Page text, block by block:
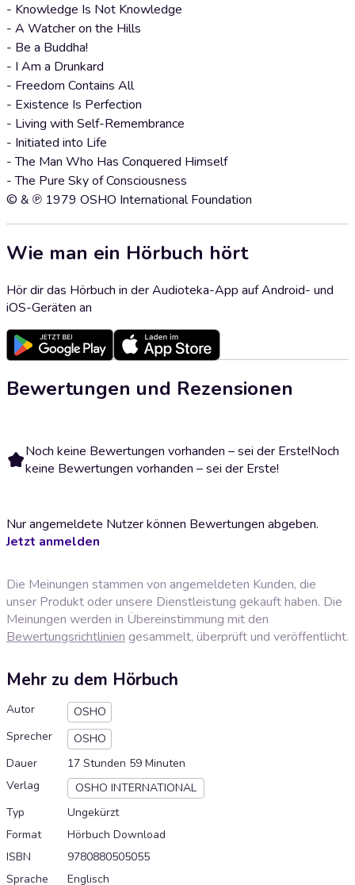
- Knowledge Is Not Knowledge
- A Watcher on the Hills
- Be a Buddha!
- I Am a Drunkard
- Freedom Contains All
- Existence Is Perfection
- Living with Self-Remembrance
- Initiated into Life
- The Man Who Has Conquered Himself
- The Pure Sky of Consciousness
© & ℗ 1979 OSHO International Foundation
Wie man ein Hörbuch hört
Hör dir das Hörbuch in der Audioteka-App auf Android- und
iOS-Geräten an
Bewertungen und Rezensionen
Noch keine Bewertungen vorhanden – sei der Erste!Noch
keine Bewertungen vorhanden – sei der Erste!
Nur angemeldete Nutzer können Bewertungen abgeben.
Jetzt anmelden
Die Meinungen stammen von angemeldeten Kunden, die
unser Produkt oder unsere Dienstleistung gekauft haben. Die
Meinungen werden in Übereinstimmung mit den
Bewertungsrichtlinien gesammelt, überprüft und veröffentlicht.
Mehr zu dem Hörbuch
Autor
OSHO
Sprecher
OSHO
Dauer
17 Stunden 59 Minuten
Verlag
OSHO INTERNATIONAL
Typ
Ungekürzt
Format
Hörbuch Download
ISBN
9780880505055
Sprache
Englisch